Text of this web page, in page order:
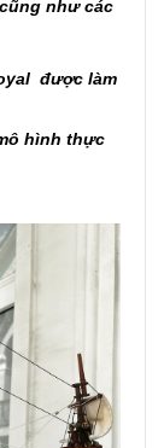
như các
được làm
hình thực